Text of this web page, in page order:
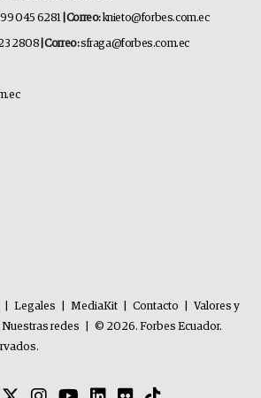
045 6281 | Correo:knieto@forbes.com.ec
2808 | Correo:sfraga@forbes.com.ec
Legales MediaKit Contacto
Valores y
Nuestras redes
© 2026. Forbes Ecuador.